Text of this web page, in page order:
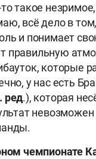
такое
всё дело в
и понимает
правильную
которые
у нас есть
ред.), которая
чемпионате